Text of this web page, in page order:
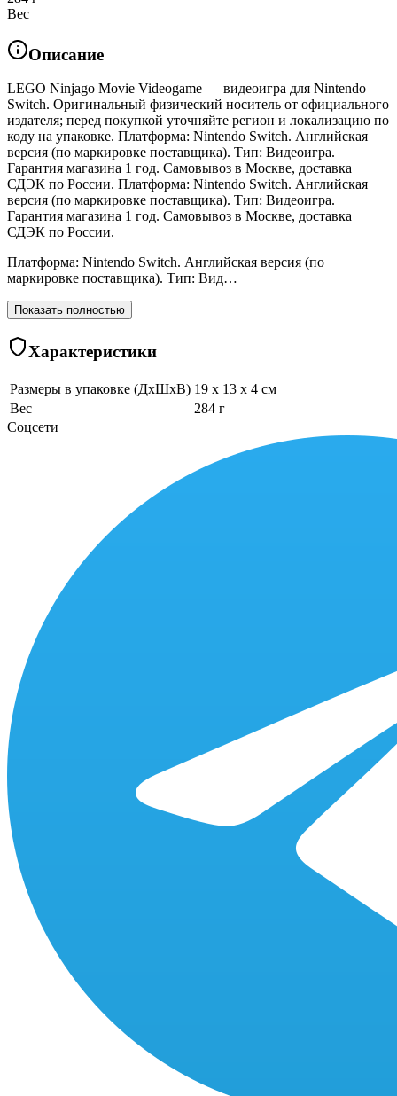
Вес
Описание
LEGO Ninjago Movie Videogame — видеоигра для Nintendo
Switch. Оригинальный физический носитель от официального
издателя; перед покупкой уточняйте регион и локализацию по
коду на упаковке. Платформа: Nintendo Switch. Английская
версия (по маркировке поставщика). Тип: Видеоигра.
Гарантия магазина 1 год. Самовывоз в Москве, доставка
СДЭК по России. Платформа: Nintendo Switch. Английская
версия (по маркировке поставщика). Тип: Видеоигра.
Гарантия магазина 1 год. Самовывоз в Москве, доставка
СДЭК по России.
Платформа: Nintendo Switch. Английская версия (по
маркировке поставщика). Тип: Вид…
Показать полностью
Характеристики
Размеры в упаковке (ДхШхВ) 19 x 13 x 4 см
Вес
284 г
Соцсети